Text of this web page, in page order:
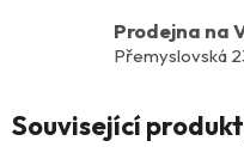
Prodejna na
Přemyslovská
Související